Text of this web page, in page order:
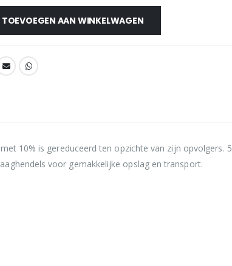
TOEVOEGEN AAN WINKELWAGEN
10% is gereduceerd ten opzichte van zijn opvolgers.
voor gemakkelijke opslag en transport.